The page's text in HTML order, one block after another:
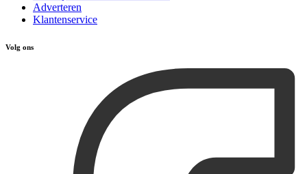
Adverteren
Klantenservice
Volg ons